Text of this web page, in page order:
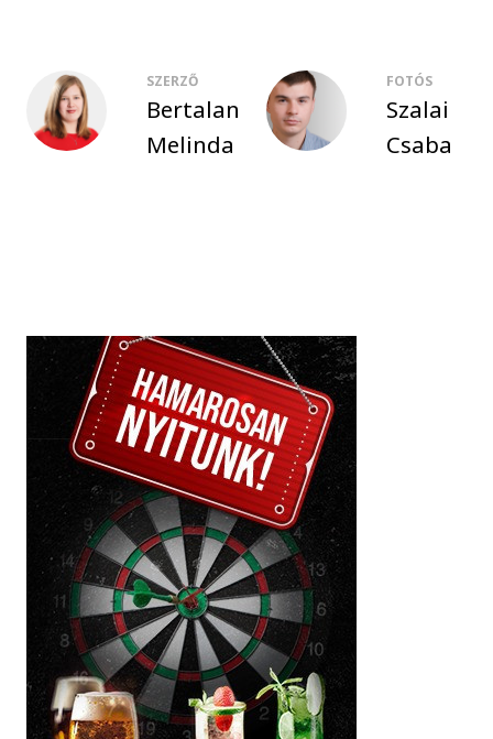
SZERZŐ
Bertalan
Melinda
FOTÓS
Szalai
Csaba